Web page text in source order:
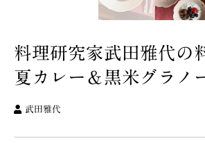
料理研究家武田雅代
夏カレー＆黒米グラノ
武田雅代